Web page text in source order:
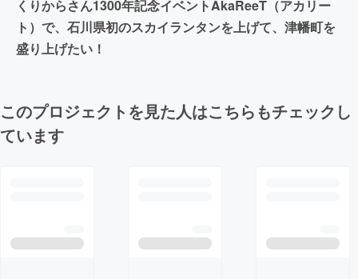
くりからさん1300年記念イベントAkaReeT（アカリー
ト）で、石川県初のスカイランタンを上げて、津幡町を
盛り上げたい！
このプロジェクトを見た人はこちらもチェックし
ています